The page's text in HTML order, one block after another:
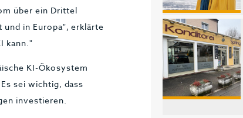
über ein Drittel
in Europa", erklärte
kann."
KI-Ökosystem
sei wichtig, dass
investieren.